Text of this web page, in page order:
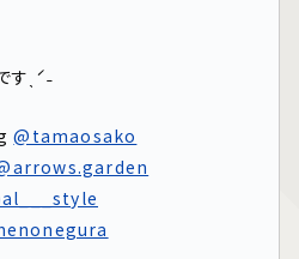
すˎˊ˗
@tamaosako